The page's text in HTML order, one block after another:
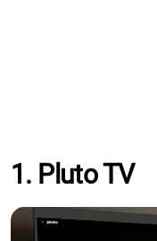
1. Pluto TV